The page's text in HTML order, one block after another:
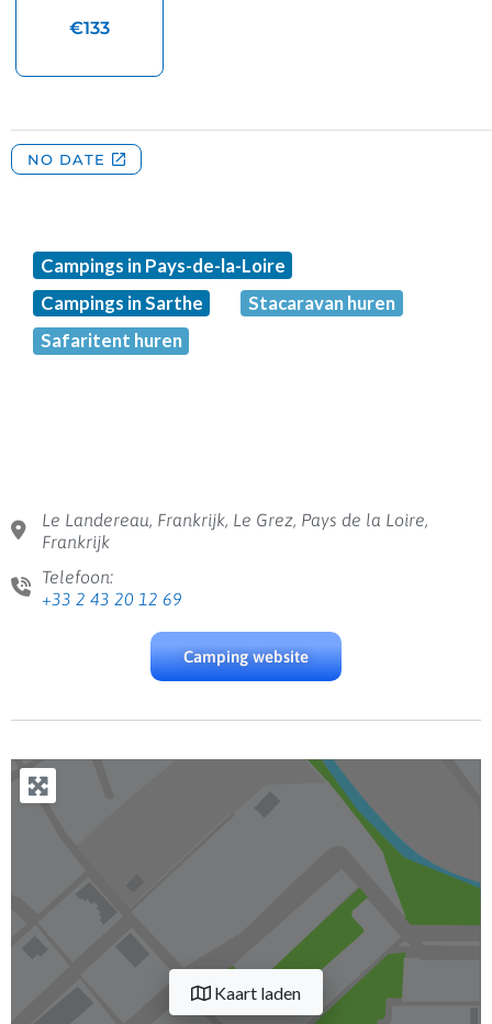
Campings in Pays-de-la-Loire
Campings in Sarthe
Stacaravan huren
Safaritent huren
Le Landereau, Frankrijk, Le Grez, Pays de la Loire,
Frankrijk
Telefoon:
+33 2 43 20 12 69
Camping website
Kaart laden